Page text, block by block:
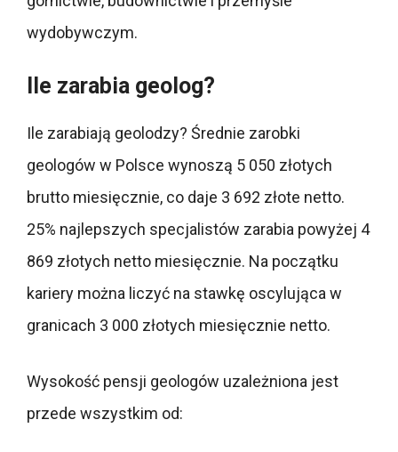
wydobywczym.
Ile zarabia geolog?
Ile zarabiają geolodzy? Średnie zarobki
geologów w Polsce wynoszą 5 050 złotych
brutto miesięcznie, co daje 3 692 złote netto.
25% najlepszych specjalistów zarabia powyżej 4
869 złotych netto miesięcznie. Na początku
kariery można liczyć na stawkę oscylująca w
granicach 3 000 złotych miesięcznie netto.
Wysokość pensji geologów uzależniona jest
przede wszystkim od: